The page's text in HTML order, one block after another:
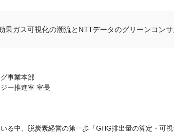
果ガス可視化の潮流とNTTデータのグリーンコン
事業本部
ー推進室 室長
る中、脱炭素経営の第一歩「GHG排出量の算定・可